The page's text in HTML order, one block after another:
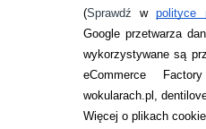
(Sprawdźwpolityce
Google przetwarza
wykorzystywane są
eCommerce
wokularach.pl,
Więcej o plikach
ZWROTY I REKLAMACJA
WARUNKI ZAKUPÓW
RANKINGI SOCZEWEK